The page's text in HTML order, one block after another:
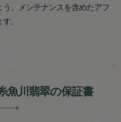
、メンテナンスを含めたアフ
。
魚川翡翠の保証書